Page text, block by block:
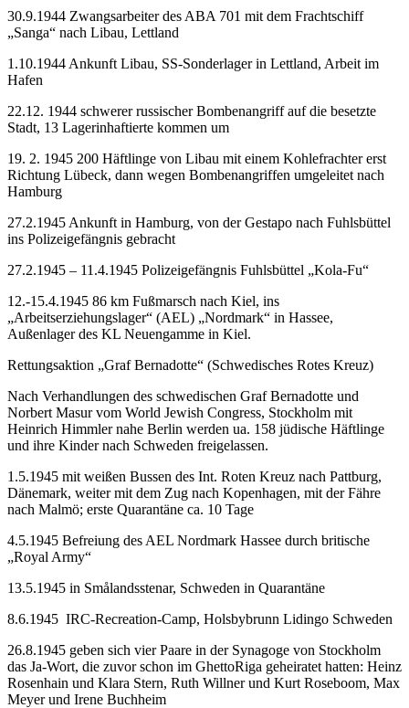
30.9.1944 Zwangsarbeiter des ABA 701 mit dem Frachtschiff
„Sanga“ nach Libau, Lettland
1.10.1944 Ankunft Libau, SS-Sonderlager in Lettland, Arbeit im
Hafen
22.12. 1944 schwerer russischer Bombenangriff auf die besetzte
Stadt, 13 Lagerinhaftierte kommen um
19. 2. 1945 200 Häftlinge von Libau mit einem Kohlefrachter erst
Richtung Lübeck, dann wegen Bombenangriffen umgeleitet nach
Hamburg
27.2.1945 Ankunft in Hamburg, von der Gestapo nach Fuhlsbüttel
ins Polizeigefängnis gebracht
27.2.1945 – 11.4.1945 Polizeigefängnis Fuhlsbüttel „Kola-Fu“
12.-15.4.1945 86 km Fußmarsch nach Kiel, ins
„Arbeitserziehungslager“ (AEL) „Nordmark“ in Hassee,
Außenlager des KL Neuengamme in Kiel.
Rettungsaktion „Graf Bernadotte“ (Schwedisches Rotes Kreuz)
Nach Verhandlungen des schwedischen Graf Bernadotte und
Norbert Masur vom World Jewish Congress, Stockholm mit
Heinrich Himmler nahe Berlin werden ua. 158 jüdische Häftlinge
und ihre Kinder nach Schweden freigelassen.
1.5.1945 mit weißen Bussen des Int. Roten Kreuz nach Pattburg,
Dänemark, weiter mit dem Zug nach Kopenhagen, mit der Fähre
nach Malmö; erste Quarantäne ca. 10 Tage
4.5.1945 Befreiung des AEL Nordmark Hassee durch britische
„Royal Army“
13.5.1945 in Smålandsstenar, Schweden in Quarantäne
8.6.1945 IRC-Recreation-Camp, Holsbybrunn Lidingo Schweden
26.8.1945 geben sich vier Paare in der Synagoge von Stockholm
das Ja-Wort, die zuvor schon im GhettoRiga geheiratet hatten: Heinz
Rosenhain und Klara Stern, Ruth Willner und Kurt Roseboom, Max
Meyer und Irene Buchheim